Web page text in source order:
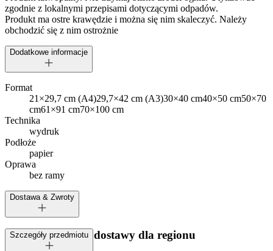
zgodnie z lokalnymi przepisami dotyczącymi odpadów.
Produkt ma ostre krawędzie i można się nim skaleczyć. Należy
obchodzić się z nim ostrożnie
Dodatkowe informacje
Format
21×29,7 cm (A4)29,7×42 cm (A3)30×40 cm40×50 cm50×70
cm61×91 cm70×100 cm
Technika
wydruk
Podłoże
papier
Oprawa
bez ramy
Dostawa & Zwroty
Dostępne metody dostawy dla regionu
Szczegóły przedmiotu